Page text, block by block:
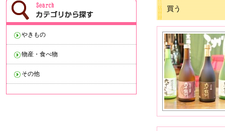
買う
やきもの
物産・食べ物
その他